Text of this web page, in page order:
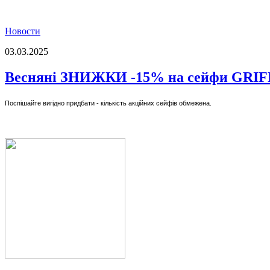
Новости
03.03.2025
Весняні ЗНИЖКИ -15% на сейфи
Поспішайте вигідно придбати - кількість акційних сейфів обмежена.